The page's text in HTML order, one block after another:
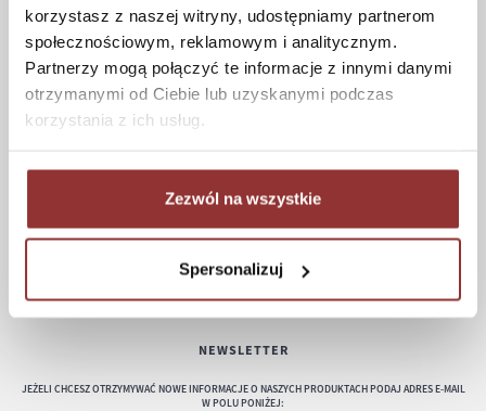
korzystasz z naszej witryny, udostępniamy partnerom
społecznościowym, reklamowym i analitycznym.
Partnerzy mogą połączyć te informacje z innymi danymi
otrzymanymi od Ciebie lub uzyskanymi podczas
korzystania z ich usług.
Zezwól na wszystkie
Spersonalizuj
POMOC
Konserwacja i czyszczenie
Zwroty
Kontakt
NEWSLETTER
JEŻELI CHCESZ OTRZYMYWAĆ NOWE INFORMACJE O NASZYCH PRODUKTACH PODAJ ADRES E-MAIL
W POLU PONIŻEJ: